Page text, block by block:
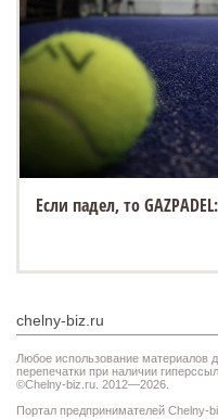
Если падел, то
chelny-biz.ru
Любое использование материалов
перепечатки при наличии
©Chelny-biz.ru. 2012—2026.
Портал предпринимателей Chelny-